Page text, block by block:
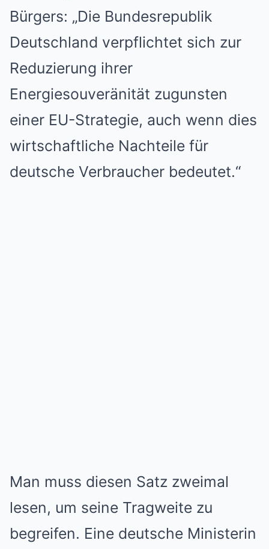
Bürgers: „Die Bundesrepublik
Deutschland verpflichtet sich zur
Reduzierung ihrer
Energiesouveränität zugunsten
einer EU-Strategie, auch wenn dies
wirtschaftliche Nachteile für
deutsche Verbraucher bedeutet.“
Man muss diesen Satz zweimal
lesen, um seine Tragweite zu
begreifen. Eine deutsche Ministerin